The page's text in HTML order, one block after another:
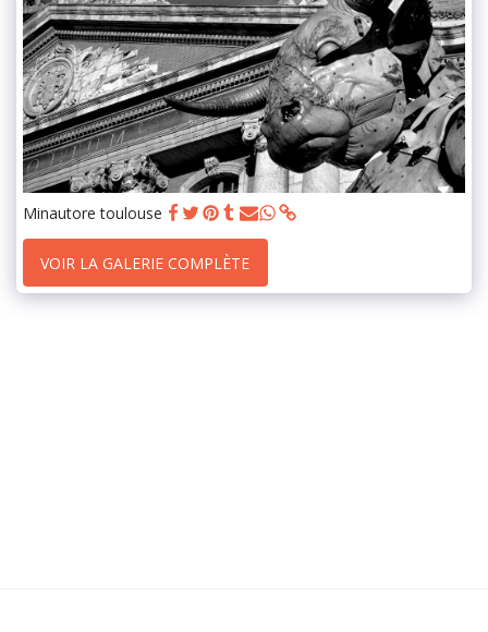
Minautore toulouse
VOIR LA GALERIE COMPLÈTE